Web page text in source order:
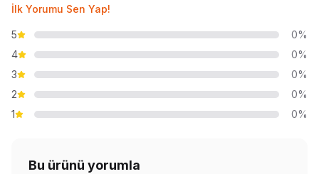
İlk Yorumu Sen Yap!
5
0%
4
0%
3
0%
2
0%
1
0%
Bu ürünü yorumla